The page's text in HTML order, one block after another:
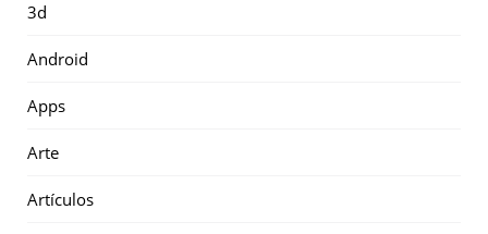
3d
Android
Apps
Arte
Artículos